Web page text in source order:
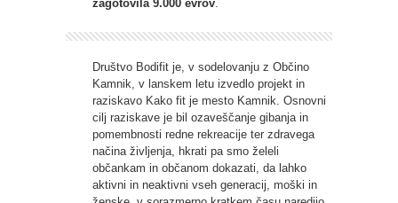
zagotovila 9.000 evrov
Društvo Bodifit je, v sodelovanju z Občino
Kamnik, v lanskem letu izvedlo projekt in
raziskavo Kako fit je mesto Kamnik. Osnovni
cilj raziskave je bil ozaveščanje gibanja in
pomembnosti redne rekreacije ter zdravega
načina življenja, hkrati pa smo želeli
občankam in občanom dokazati, da lahko
aktivni in neaktivni vseh generacij, moški in